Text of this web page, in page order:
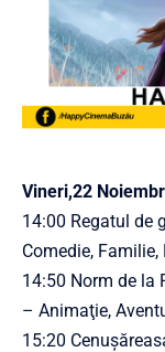
Vineri,22
14:00 Regatul de
Comedie,
14:50 Norm de la
– Animaţie,
15:20